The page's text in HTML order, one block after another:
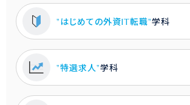
"はじめての外資IT転職"学科
"特選求人"学科